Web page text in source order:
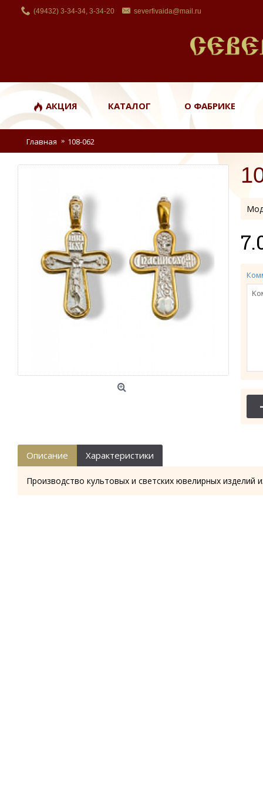
(49432) 3-34-34, 3-34-20 severfivaida@mail.ru
АКЦИЯ КАТАЛОГ О ФАБРИКЕ
Главная 108-062
-
Описание Характеристики
Производство культовых и светских ювелирных изделий